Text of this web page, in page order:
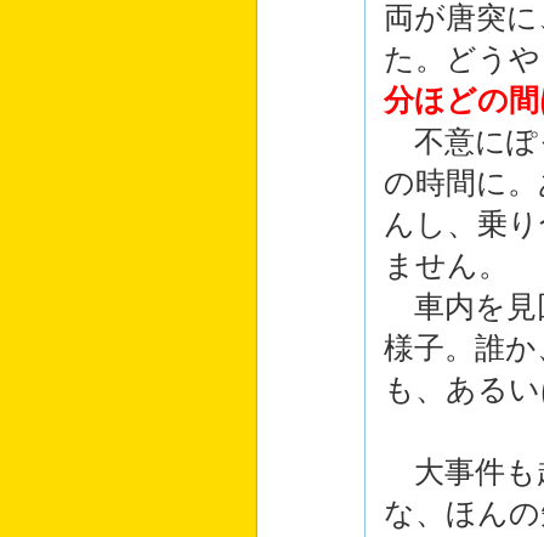
両が唐突
た。どう
分ほどの
不意にぽ
の時間に
んし、乗
ません。
車内を見
様子。誰
も、ある
大事件も
な、ほん